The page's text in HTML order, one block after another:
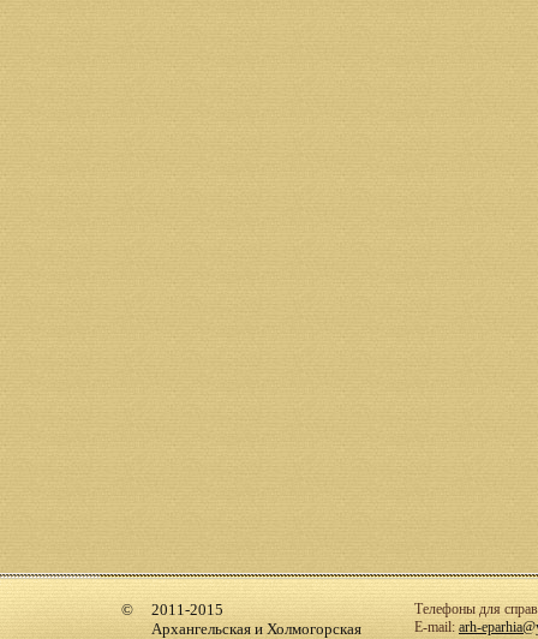
2011-2015
Архангельская и Холмогорская
Телефоны для
E-mail: arh-